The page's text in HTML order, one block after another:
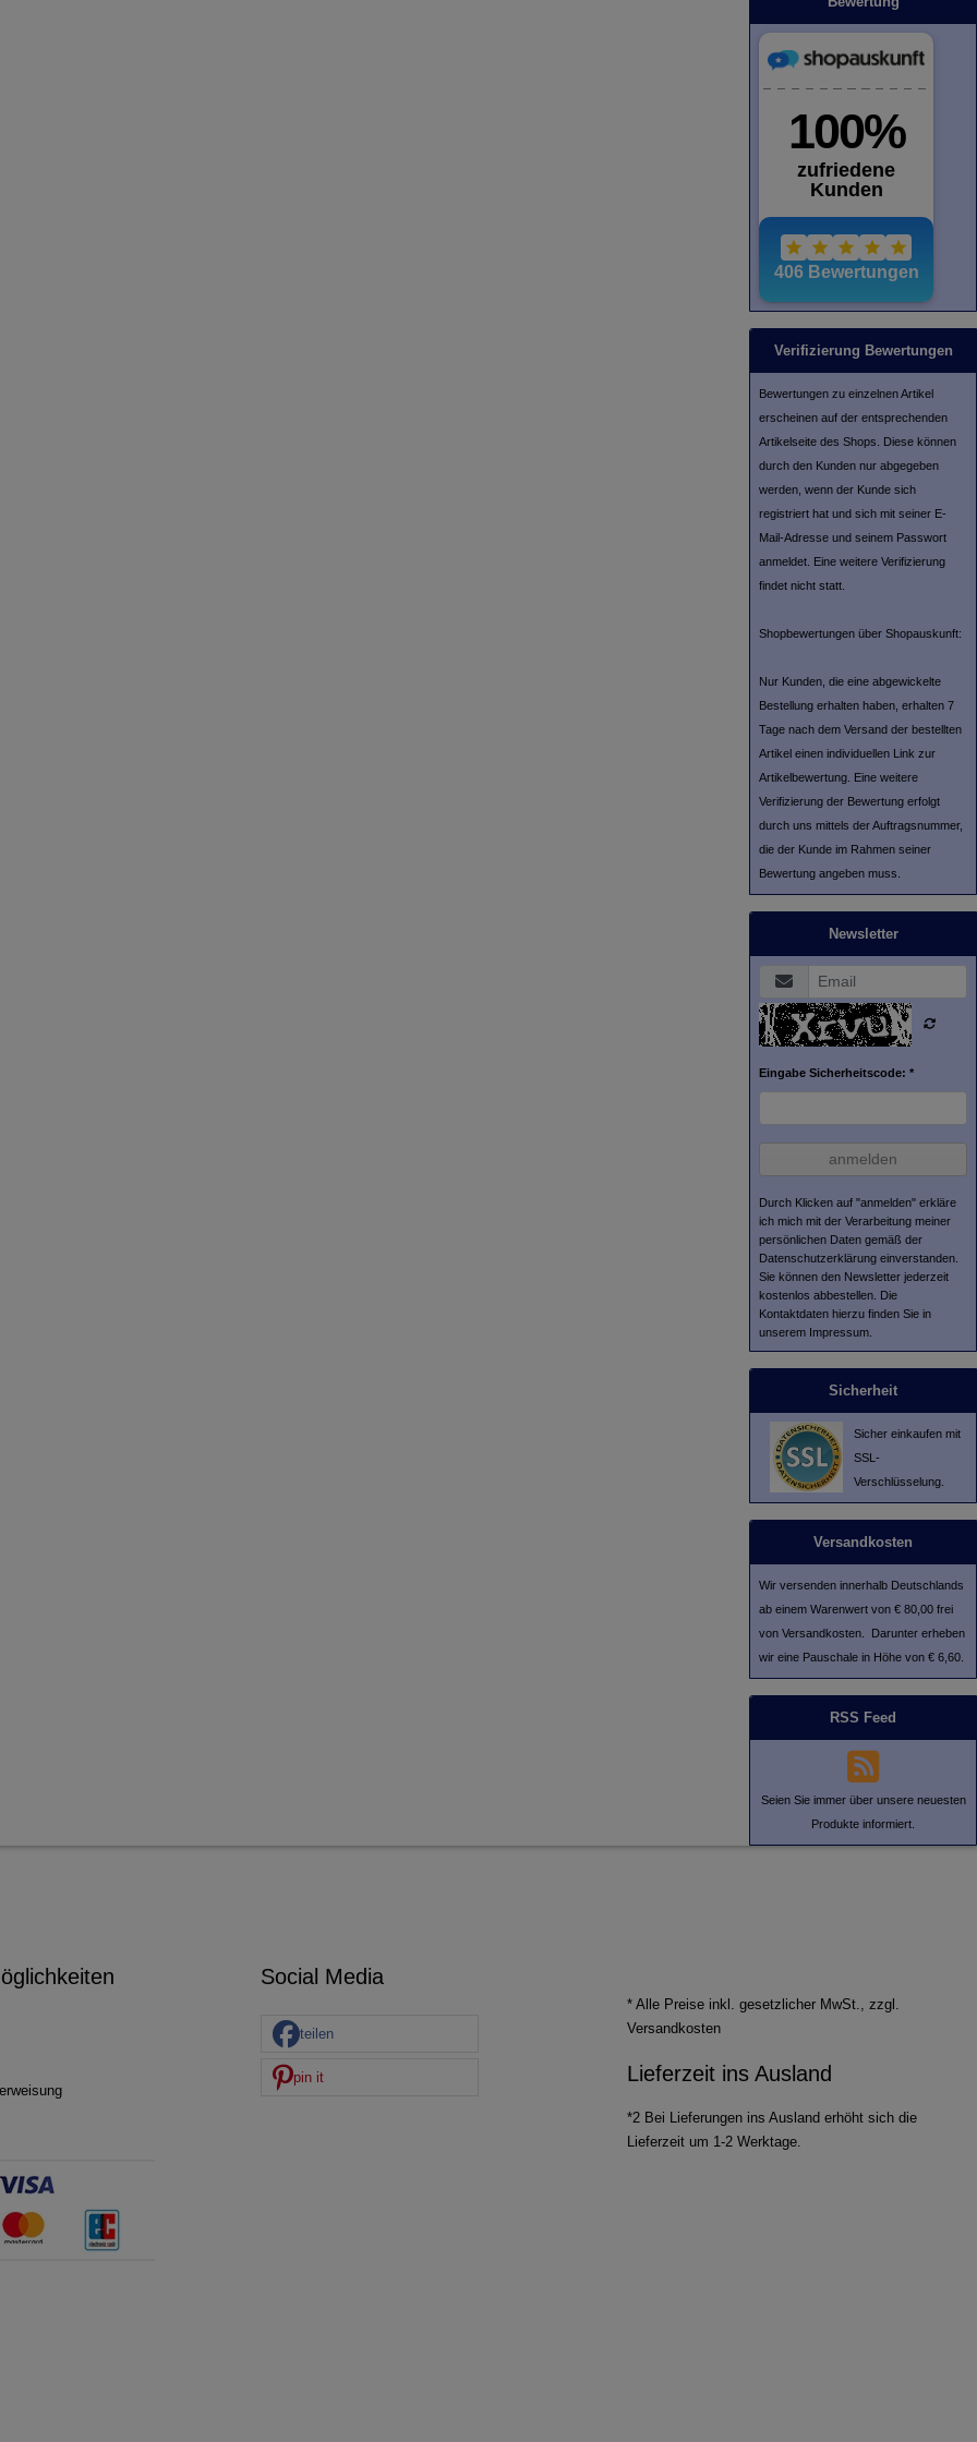
Verifizierung Bewertungen
Bewertungen zu einzelnen Artikel
erscheinen auf der entsprechenden
Artikelseite des Shops. Diese können
durch den Kunden nur abgegeben
werden, wenn der Kunde sich
registriert hat und sich mit seiner E-
Mail-Adresse und seinem Passwort
anmeldet. Eine weitere Verifizierung
findet nicht statt.
Shopbewertungen über Shopauskunft:
Nur Kunden, die eine abgewickelte
Bestellung erhalten haben, erhalten 7
Tage nach dem Versand der bestellten
Artikel einen individuellen Link zur
Artikelbewertung. Eine weitere
Verifizierung der Bewertung erfolgt
durch uns mittels der Auftragsnummer,
die der Kunde im Rahmen seiner
Bewertung angeben muss.
Newsletter
Eingabe Sicherheitscode: *
anmelden
Durch Klicken auf "anmelden" erkläre
ich mich mit der Verarbeitung meiner
persönlichen Daten gemäß der
Datenschutzerklärung einverstanden.
Sie können den Newsletter jederzeit
kostenlos abbestellen. Die
Kontaktdaten hierzu finden Sie in
unserem Impressum.
Sicherheit
Sicher einkaufen mit
SSL-
Verschlüsselung.
Versandkosten
Wir versenden innerhalb Deutschlands
ab einem Warenwert von € 80,00 frei
von Versandkosten. Darunter erheben
wir eine Pauschale in Höhe von € 6,60.
RSS Feed
Seien Sie immer über unsere neuesten
Produkte informiert.
Social Media
teilen
pin it
* Alle Preise inkl. gesetzlicher MwSt., zzgl.
Versandkosten
Lieferzeit ins Ausland
*2 Bei Lieferungen ins Ausland erhöht sich die
Lieferzeit um 1-2 Werktage.